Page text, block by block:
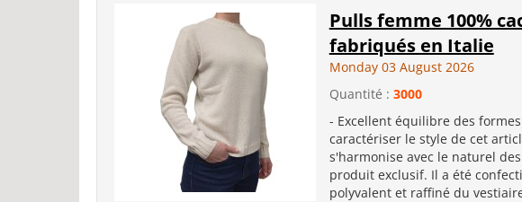
Pulls femme 100%
fabriqués en Italie
Monday 03 August 2026
Quantité : 3000
- Excellent équilibre des
caractériser le style de cet
s'harmonise avec le naturel
produit exclusif. Il a été
polyvalent et raffiné du